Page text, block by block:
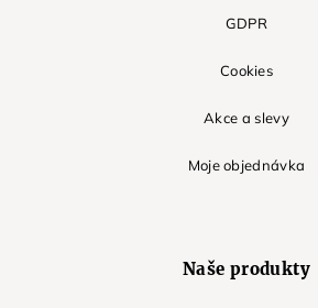
GDPR
Cookies
Akce a slevy
Moje objednávka
Naše produkty